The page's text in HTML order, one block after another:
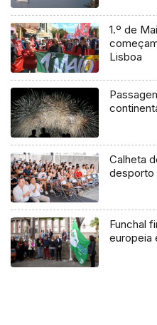
1.º de
Lisboa
Calheta
desporto
Funchal
europeia